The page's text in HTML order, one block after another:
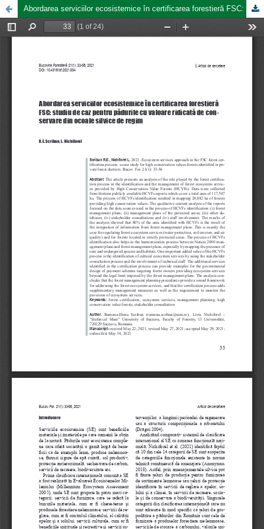
Abordarea serviciilor ecosistemice în certificarea forestieră FSC: studiu de caz pentru pădurile cu valoare ridicată de conservare din ocoale silvice de regim